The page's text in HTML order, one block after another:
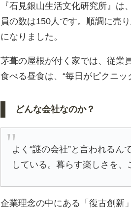
『石見銀山生活文化研究所』
員の数は150人です。順調に売
になりました。
茅葺の屋根が付く家では、従業
食べる昼食は、“毎日がピクニ
どんな会社なのか？
よく“謎の会社”と言われる
している。暮らす楽しさを
企業理念の中にある「復古創新